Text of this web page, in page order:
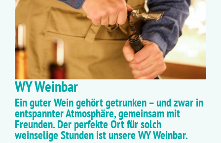
WY Weinbar
Ein guter Wein gehört getrunken – und zwar in
entspannter Atmosphäre, gemeinsam mit
Freunden. Der perfekte Ort für solch
weinselige Stunden ist unsere WY Weinbar.